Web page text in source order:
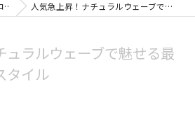
人気急上昇！ナチュラルウェーブで魅せる最新メンズパーマスタイル
ュラルウェーブで魅せる最
タイル